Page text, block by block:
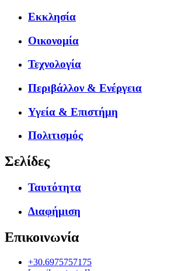
Εκκλησία
Οικονομία
Τεχνολογία
Περιβάλλον & Ενέργεια
Υγεία & Επιστήμη
Πολιτισμός
Σελίδες
Ταυτότητα
Διαφήμιση
Επικοινωνία
+30.6975757175